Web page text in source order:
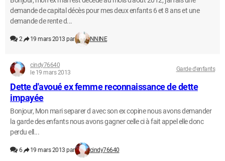
demande de capital décès pour mes deux enfants 6 et 8 ans et une
demande de rente d...
2 19 mars 2013 par NNINE
cindy76640
le 19 mars 2013
Garde d'enfants
Dette d'avoué ex femme reconnaissance de dette
impayée
Bonjour, Mon mari separer d avec son ex copine nous avons demander
la garde des enfants nous avons gagner celle ci à fait appel elle donc
perdu ell...
6 19 mars 2013 par cindy76640